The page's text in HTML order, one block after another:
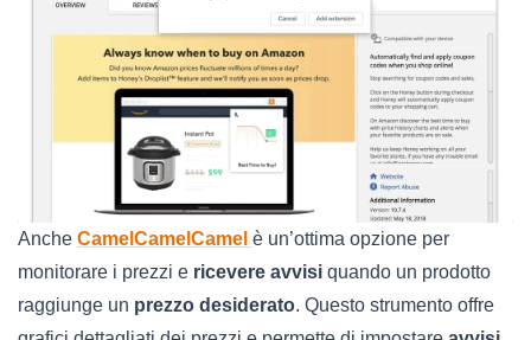
Anche CamelCamelCamel è un’ottima opzione per
monitorare i prezzi e ricevere avvisi quando un prodotto
raggiunge un prezzo desiderato. Questo strumento offre